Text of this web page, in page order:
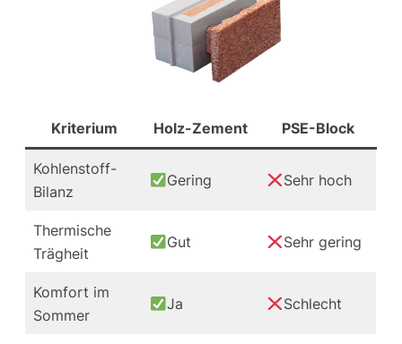
Kriterium Holz-Zement PSE-Block
Kohlenstoff-
Bilanz
Gering Sehr hoch
Thermische
Trägheit
Gut Sehr gering
Komfort im
Sommer
Ja Schlecht